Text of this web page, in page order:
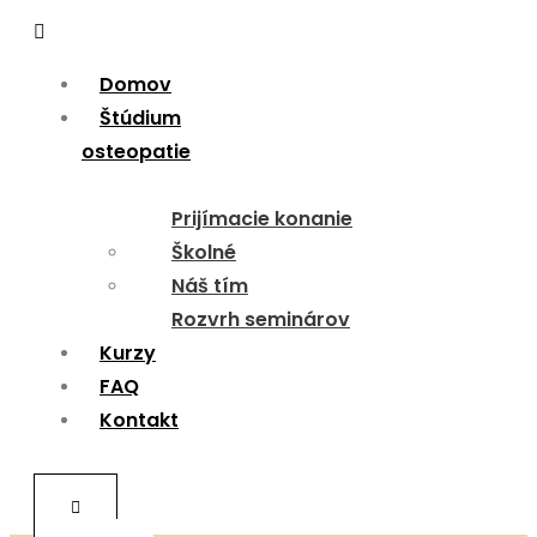
Menu
Domov
Štúdium
osteopatie
Prijímacie konanie
Školné
Náš tím
Rozvrh seminárov
Kurzy
FAQ
Kontakt